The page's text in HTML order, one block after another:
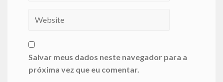
Salvar meus dados neste navegador para a
próxima vez que eu comentar.